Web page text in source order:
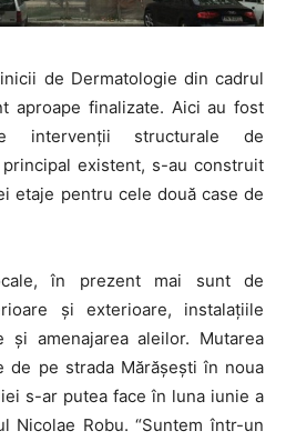
de Dermatologie din cadrul
aproape finalizate. Aici au fost
intervenții structurale de
existent, s-au construit
etaje pentru cele două case de
în prezent mai sunt de
și exterioare, instalațiile
și amenajarea aleilor. Mutarea
de pe strada Mărăşeşti în noua
s-ar putea face în luna iunie a
Nicolae Robu. “Suntem într-un